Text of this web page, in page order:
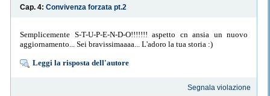
Cap. 4: Convivenza forzata pt.2
Semplicemente S-T-U-P-E-N-D-O!!!!!!! aspetto cn ansia un nuovo
aggiornamento... Sei bravissimaaaa... L'adoro la tua storia :)
Leggi la risposta dell'autore
Segnala violazione